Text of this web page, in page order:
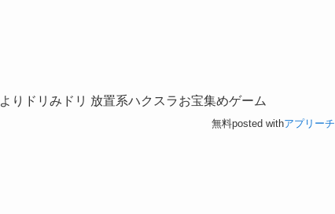
よりドリみドリ 放置系ハクスラお宝集めゲーム
無料posted withアプリーチ